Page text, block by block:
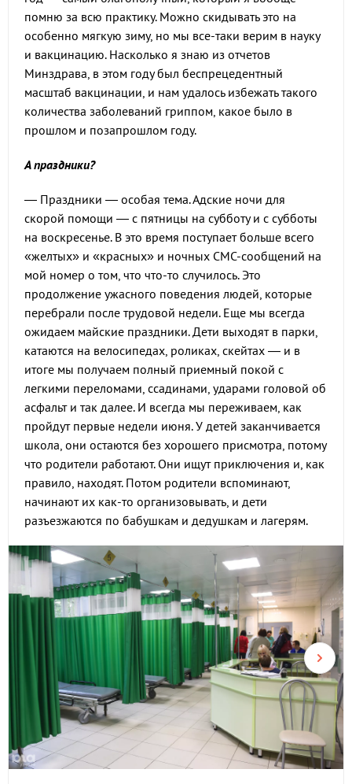
помню за всю практику. Можно скидывать это на
особенно мягкую зиму, но мы все-таки верим в науку
и вакцинацию. Насколько я знаю из отчетов
Минздрава, в этом году был беспрецедентный
масштаб вакцинации, и нам удалось избежать такого
количества заболеваний гриппом, какое было в
прошлом и позапрошлом году.
А праздники?
— Праздники — особая тема. Адские ночи для
скорой помощи — с пятницы на субботу и с субботы
на воскресенье. В это время поступает больше всего
«желтых» и «красных» и ночных СМС-сообщений на
мой номер о том, что что-то случилось. Это
продолжение ужасного поведения людей, которые
перебрали после трудовой недели. Еще мы всегда
ожидаем майские праздники. Дети выходят в парки,
катаются на велосипедах, роликах, скейтах — и в
итоге мы получаем полный приемный покой с
легкими переломами, ссадинами, ударами головой об
асфальт и так далее. И всегда мы переживаем, как
пройдут первые недели июня. У детей заканчивается
школа, они остаются без хорошего присмотра, потому
что родители работают. Они ищут приключения и, как
правило, находят. Потом родители вспоминают,
начинают их как-то организовывать, и дети
разъезжаются по бабушкам и дедушкам и лагерям.